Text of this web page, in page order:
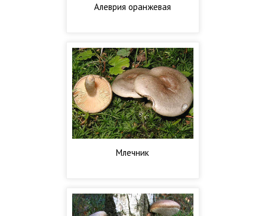
Алеврия оранжевая
Млечник